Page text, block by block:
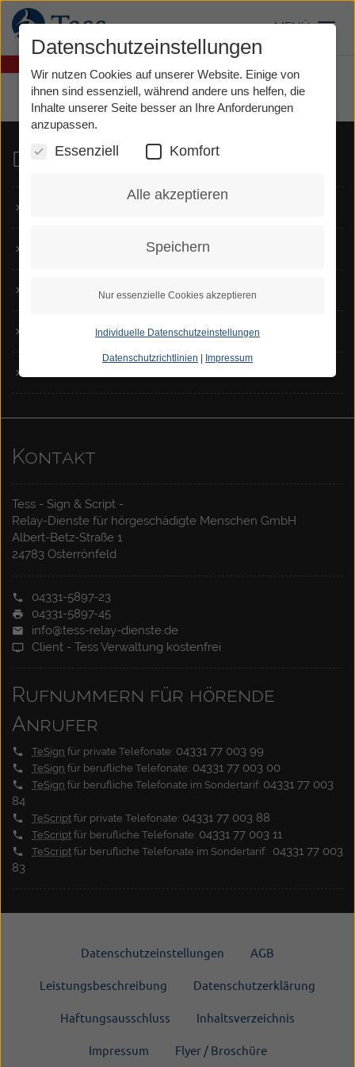
Direkt
zum
Inhalt
MENÜ
Dienste
Voice Carry Over
Kontakt
Tess - Sign & Script -
Relay-Dienste für hörgeschädigte Menschen GmbH
Albert-Betz-Straße 1
24783 Osterrönfeld
04331-5897-23
04331-5897-45
info@tess-relay-dienste.de
Client - Tess Verwaltung kostenfrei
Rufnummern für hörende
Anrufer
TeSign für private Telefonate: 04331 77 003 99
TeSign für berufliche Telefonate: 04331 77 003 00
TeSign für berufliche Telefonate im Sondertarif: 04331 77 003
84
TeScript für private Telefonate: 04331 77 003 88
TeScript für berufliche Telefonate: 04331 77 003 11
TeScript für berufliche Telefonate im Sondertarif: 04331 77 003
83
Datenschutzeinstellungen AGB
Leistungsbeschreibung Datenschutzerklärung
Haftungsausschluss Inhaltsverzeichnis
Impressum Flyer / Broschüre
Datenschutzeinstellungen
Wir nutzen Cookies auf unserer Website. Einige von
ihnen sind essenziell, während andere uns helfen, die
Inhalte unserer Seite besser an Ihre Anforderungen
anzupassen.
Essenziell Komfort
Alle akzeptieren
Speichern
Nur essenzielle Cookies akzeptieren
Individuelle Datenschutzeinstellungen
Datenschutzrichtlinien | Impressum